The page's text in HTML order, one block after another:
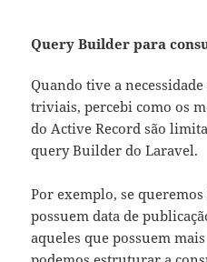
Query Builder para
Quando tive a
triviais, percebi como os
do Active Record são
query Builder do Laravel.
Por exemplo, se
possuem data de
aqueles que possuem